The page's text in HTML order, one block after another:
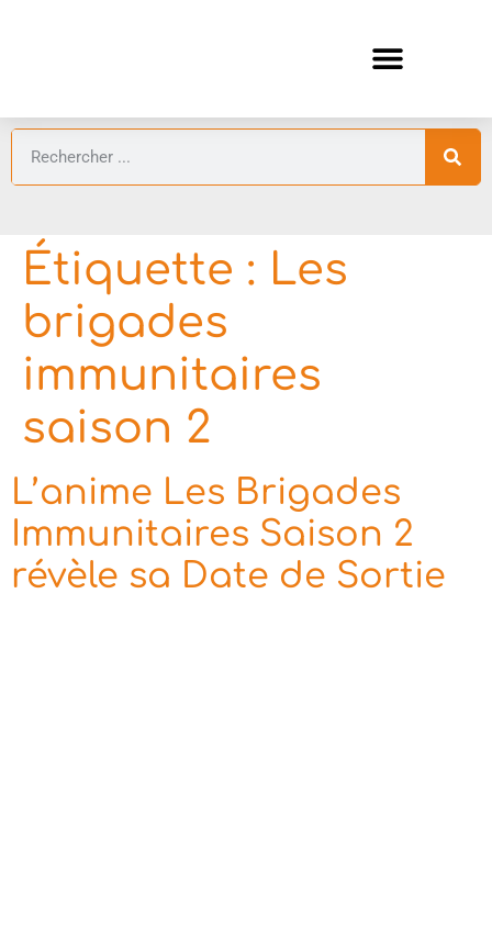
Étiquette : Les
brigades
immunitaires
saison 2
L’anime Les Brigades
Immunitaires Saison 2
révèle sa Date de Sortie